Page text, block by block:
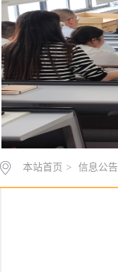
本站首页 > 信息公告